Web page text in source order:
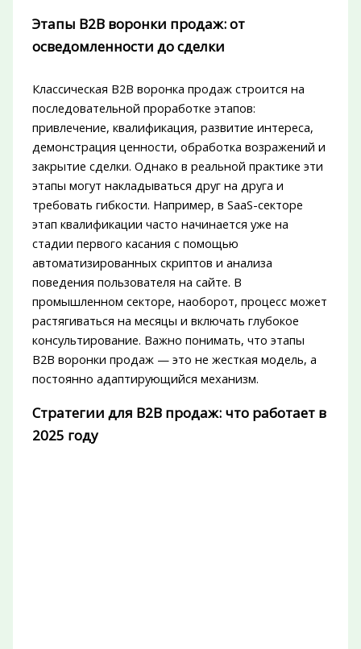
Этапы B2B воронки продаж: от
осведомленности до сделки
Классическая B2B воронка продаж строится на
последовательной проработке этапов:
привлечение, квалификация, развитие интереса,
демонстрация ценности, обработка возражений и
закрытие сделки. Однако в реальной практике эти
этапы могут накладываться друг на друга и
требовать гибкости. Например, в SaaS-секторе
этап квалификации часто начинается уже на
стадии первого касания с помощью
автоматизированных скриптов и анализа
поведения пользователя на сайте. В
промышленном секторе, наоборот, процесс может
растягиваться на месяцы и включать глубокое
консультирование. Важно понимать, что этапы
B2B воронки продаж — это не жесткая модель, а
постоянно адаптирующийся механизм.
Стратегии для B2B продаж: что работает в
2025 году